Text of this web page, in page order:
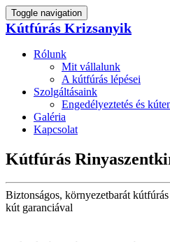
Toggle navigation
Kútfúrás Krizsanyik
Rólunk
Mit vállalunk
A kútfúrás lépései
Szolgáltásaink
Engedélyeztetés és
Galéria
Kapcsolat
Kútfúrás
Biztonságos, környezetbarát
kút garanciával